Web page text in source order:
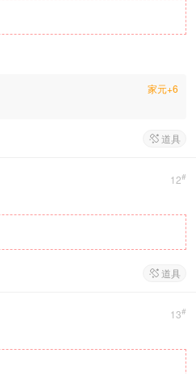
家元+6
 道具
12#
 道具
13#